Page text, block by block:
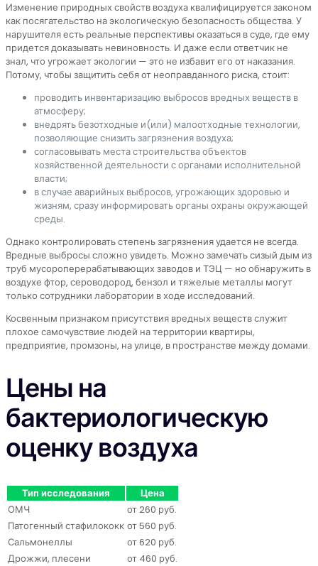
Изменение природных свойств воздуха квалифицируется законом
как посягательство на экологическую безопасность общества. У
нарушителя есть реальные перспективы оказаться в суде, где ему
придется доказывать невиновность. И даже если ответчик не
знал, что угрожает экологии — это не избавит его от наказания.
Потому, чтобы защитить себя от неоправданного риска, стоит:
проводить инвентаризацию выбросов вредных веществ в
атмосферу;
внедрять безотходные и(или) малоотходные технологии,
позволяющие снизить загрязнения воздуха;
согласовывать места строительства объектов
хозяйственной деятельности с органами исполнительной
власти;
в случае аварийных выбросов, угрожающих здоровью и
жизням, сразу информировать органы охраны окружающей
среды.
Однако контролировать степень загрязнения удается не всегда.
Вредные выбросы сложно увидеть. Можно замечать сизый дым из
труб мусороперерабатывающих заводов и ТЭЦ — но обнаружить в
воздухе фтор, сероводород, бензол и тяжелые металлы могут
только сотрудники лаборатории в ходе исследований.
Косвенным признаком присутствия вредных веществ служит
плохое самочувствие людей на территории квартиры,
предприятие, промзоны, на улице, в пространстве между домами.
Цены на
бактериологическую
оценку воздуха
Тип исследования
Цена
ОМЧ
от 260 руб.
Патогенный стафилококк от 560 руб.
Сальмонеллы
от 620 руб.
Дрожжи, плесени
от 460 руб.